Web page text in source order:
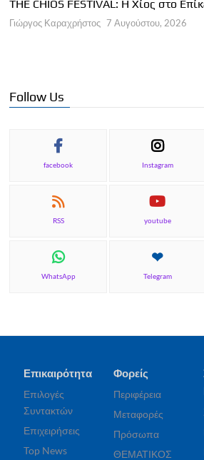
THE CHIOS FESTIVAL: Η Χίος στο
Γιώργος Καραχρήστος 7 Αυγούστου, 2026
Follow Us
facebook Instagram
RSS youtube
WhatsApp Telegram
Επικαιρότητα
Επιλογές
Συντακτών
Επιχειρήσεις
Top News
Φορείς
Περιφέρεια
Μεταφορές
Πρόσωπα
ΘΕΜΑΤΙΚΟΣ